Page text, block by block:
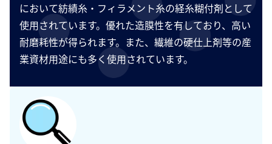
において紡績糸・フィラメント糸の経糸糊付剤として
使用されています。優れた造膜性を有しており、高い
耐磨耗性が得られます。また、繊維の硬仕上剤等の産
業資材用途にも多く使用されています。